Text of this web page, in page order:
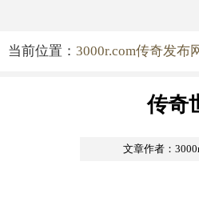
当前位置： 3000r.com传奇发布
传奇
文章作者：